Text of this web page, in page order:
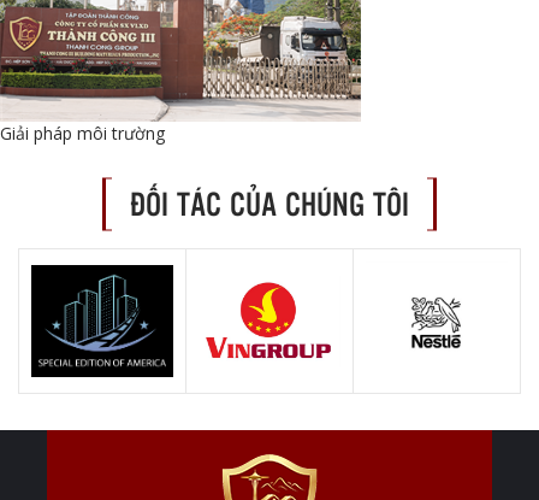
Giải pháp môi trường
ĐỐI TÁC CỦA CHÚNG TÔI